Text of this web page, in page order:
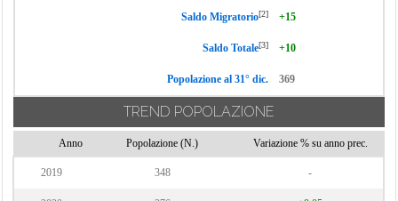
Saldo Migratorio[2] +15
Saldo Totale[3] +10
Popolazione al 31° dic. 369
TREND POPOLAZIONE
Anno Popolazione (N.) Variazione % su anno prec.
2019 348 -